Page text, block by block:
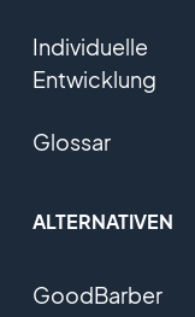
Individuelle
Entwicklung
Glossar
ALTERNATIVEN
GoodBarber